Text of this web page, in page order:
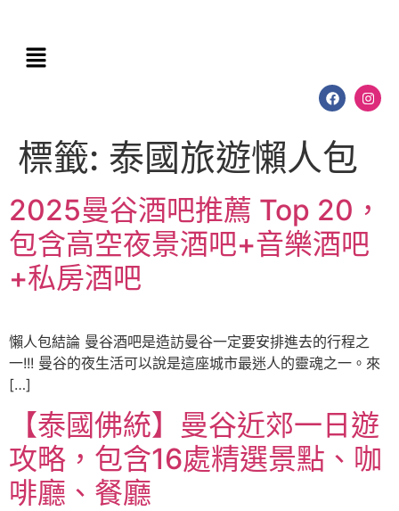
標籤: 泰國旅遊懶人包
2025曼谷酒吧推薦 Top 20，
包含高空夜景酒吧+音樂酒吧
+私房酒吧
懶人包結論 曼谷酒吧是造訪曼谷一定要安排進去的行程之
一!!! 曼谷的夜生活可以說是這座城市最迷人的靈魂之一。來
[…]
【泰國佛統】曼谷近郊一日遊
攻略，包含16處精選景點、咖
啡廳、餐廳